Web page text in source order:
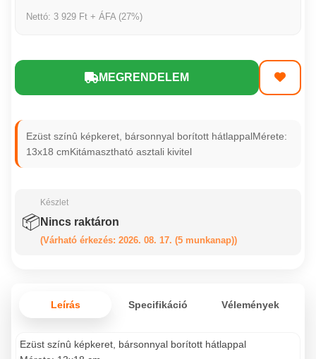
Nettó: 3 929 Ft + ÁFA (27%)
MEGRENDELEM
Ezüst színû képkeret, bársonnyal borított hátlappalMérete:
13x18 cmKitámasztható asztali kivitel
📦
Készlet
Nincs raktáron
(Várható érkezés: 2026. 08. 17. (5 munkanap))
Leírás Specifikáció Vélemények
Ezüst színû képkeret, bársonnyal borított hátlappal